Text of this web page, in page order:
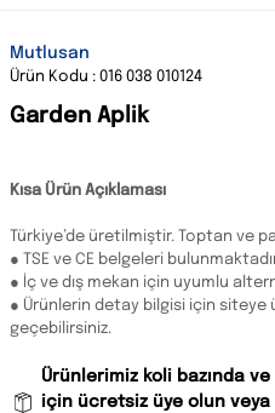
Mutlusan
Ürün Kodu : 016 038 010124
Garden Aplik
Kısa Ürün Açıklaması
Türkiye’de üretilmiştir. Toptan ve
● TSE ve CE belgeleri
● İç ve dış mekan için uyumlu
● Ürünlerin detay bilgisi için
geçebilirsiniz.
Ürünlerimiz koli bazında
için ücretsiz üye olun veya